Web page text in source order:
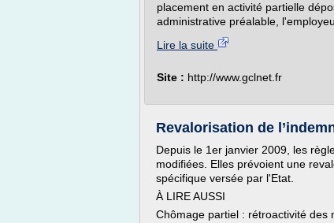
placement en activité partielle
administrative préalable,
Lire la suite
Site : http://www.gclnet.fr
Revalorisation de
Depuis le 1er janvier 2009, les
modifiées. Elles prévoient une
spécifique versée par l'Etat.
À LIRE AUSSI
Chômage partiel : rétroactivité des